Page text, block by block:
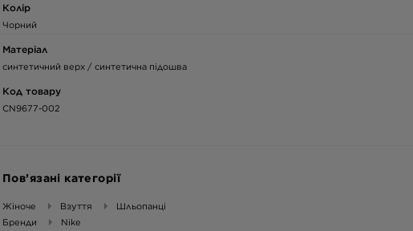
Колір
Чорний
Матеріал
синтетичний верх / синтетична підошва
Код товару
CN9677-002
Пов’язані категорії
Жіноче Взуття
Шльопанці
Бренди
Nike